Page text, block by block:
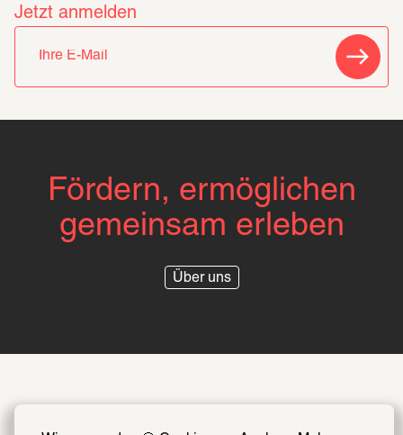
Jetzt anmelden
Fördern, ermöglichen
gemeinsam erleben
Über uns